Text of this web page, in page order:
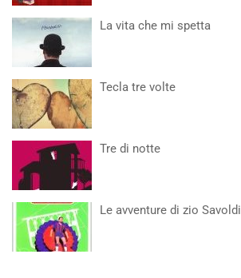
La vita che mi spetta
Tecla tre volte
Tre di notte
Le avventure di zio Savoldi